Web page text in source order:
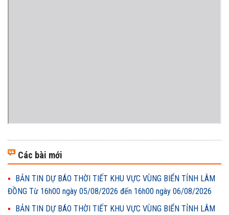
Các bài mới
BẢN TIN DỰ BÁO THỜI TIẾT KHU VỰC VÙNG BIỂN TỈNH LÂM
ĐỒNG Từ 16h00 ngày 05/08/2026 đến 16h00 ngày 06/08/2026
BẢN TIN DỰ BÁO THỜI TIẾT KHU VỰC VÙNG BIỂN TỈNH LÂM